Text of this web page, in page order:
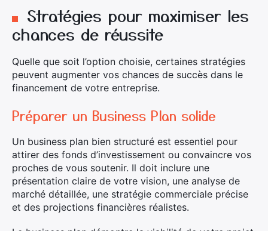
Stratégies pour maximiser les
chances de réussite
Quelle que soit l’option choisie, certaines stratégies
peuvent augmenter vos chances de succès dans le
financement de votre entreprise.
Préparer un Business Plan solide
Un business plan bien structuré est essentiel pour
attirer des fonds d’investissement ou convaincre vos
proches de vous soutenir. Il doit inclure une
présentation claire de votre vision, une analyse de
marché détaillée, une stratégie commerciale précise
et des projections financières réalistes.